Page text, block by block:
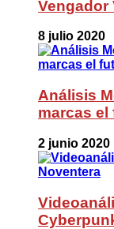
Vengador
8 julio 2020
Análisis
marcas el
2 junio 2020